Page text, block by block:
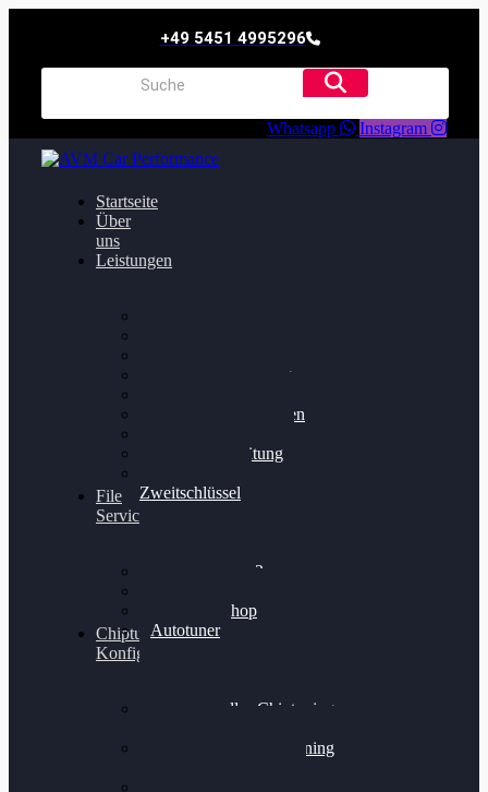
+49 5451 4995296
Whatsapp Instagram
Startseite
Über
uns
Leistungen
Getriebeoptimierung
Bremsscheiben planen
Felgenaufbereitung
Zweitschlüssel
File
Service
Alientech Kess3
Alientech Shop
Autotuner
Chiptuning
Konfigurator
Professionelles Chiptuning
Professionelles Chiptuning